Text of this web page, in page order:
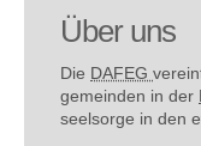
Über uns
Die DAFEG
gemeinden in der
seel­sorge in den